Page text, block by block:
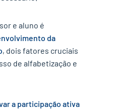
e aluno é
da
, dois fatores cruciais
de alfabetização e
a participação ativa